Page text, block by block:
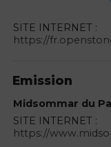
SITE INTERNET :
https://
Emission
Midsommar du
SITE INTERNET :
https://